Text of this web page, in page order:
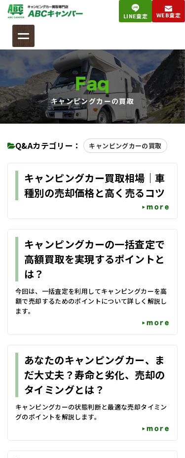
ス
キ
ッ
プ
LINE査定 WEB査定
Faq
キャンピングカーの買取
Q&Aカテゴリー： キャンピングカーの買取
キャンピングカー買取相場｜車
種別の売却価格と高く売るコツ
more
キャンピングカーの一括査定で
高額買取を実現するポイントと
は？
今回は、一括査定を利用してキャンピングカーを高
額で売却するためのポイントについて詳しく解説し
ます。
more
あなたのキャンピングカー、ま
だ大丈夫？寿命と劣化、売却の
タイミングとは？
キャンピングカーの状態判断と最適な売却タイミン
グのポイントを解説します。
more